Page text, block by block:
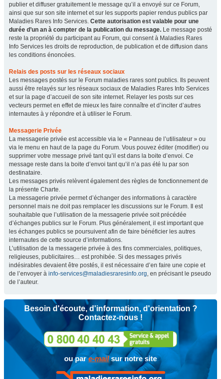
publier et diffuser gratuitement le message qu’il a envoyé sur ce Forum,
ainsi que sur son site internet et sur les supports papier rendus publics par
Maladies Rares Info Services. Cette autorisation est valable pour une
durée d’un an à compter de la publication du message. Le message posté
reste la propriété du participant au Forum, qui consent à Maladies Rares
Info Services les droits de reproduction, de publication et de diffusion dans
les conditions énoncées.
Relais des posts sur les réseaux sociaux
Les messages postés sur le Forum maladies rares sont publics. Ils peuvent
aussi être relayés sur les réseaux sociaux de Maladies Rares Info Services
et sur la page d’accueil de son site internet. Relayer les posts sur ces
vecteurs permet en effet de mieux les faire connaître et d’inciter d’autres
internautes à y répondre et à utiliser le Forum.
Messagerie Privée
La messagerie privée est accessible via le « Panneau de l’utilisateur » ou
via le menu en haut de la page du Forum. Vous pouvez éditer (modifier) ou
supprimer votre message privé tant qu’il est dans la boite d’envoi. Ce
message reste dans la boite d’envoi tant qu’il n’a pas été lu par son
destinataire.
Les messages privés relèvent également des règles de fonctionnement de
la présente Charte.
La messagerie privée permet d’échanger des informations à caractère
personnel mais ne doit pas remplacer les discussions sur le Forum. Il est
souhaitable que l’utilisation de la messagerie privée soit précédée
d’échanges publics sur le Forum. Plus généralement, il est important que
les échanges publics se poursuivent afin de faire bénéficier les autres
internautes de cette source d’informations.
L’utilisation de la messagerie privée à des fins commerciales, politiques,
religieuses, publicitaires… est prohibée. Si des messages privés
indésirables devaient être postés, il est nécessaire d’en faire une copie et
de l’envoyer à info-services@maladiesraresinfo.org, en précisant le pseudo
de l’auteur.
Besoin d'écoute, d'information, d'orientation ?
Contactez-nous !
ou pare-mailsur notre site